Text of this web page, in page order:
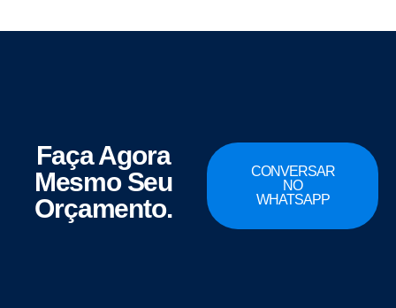
Faça Agora
Mesmo Seu
Orçamento.
CONVERSAR
NO
WHATSAPP